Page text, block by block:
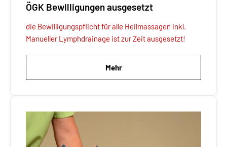
ÖGK Bewilligungen ausgesetzt
die Bewilligungspflichtfür alle Heilmassagen inkl.
Manueller Lymphdrainage ist zur Zeit ausgesetzt!
Mehr